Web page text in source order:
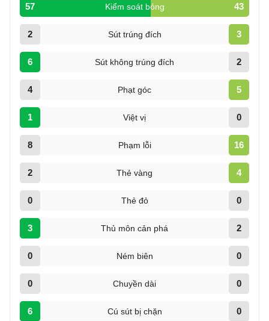
57 Kiểm soát bóng 43
2 Sút trúng đích 3
6 Sút không trúng đích 2
4 Phạt góc 5
1 Việt vị 0
8 Phạm lỗi 16
2 Thẻ vàng 4
0 Thẻ đỏ 0
3 Thủ môn cản phá 2
0 Ném biên 0
0 Chuyền dài 0
6 Cú sút bị chặn 0